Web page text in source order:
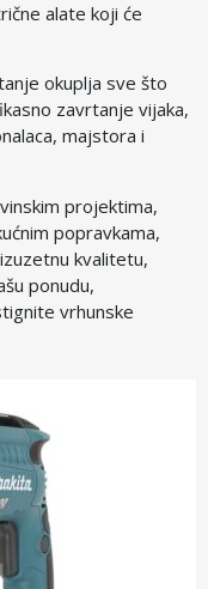
alate koji će
okuplja sve što
zavrtanje vijaka,
majstora i
projektima,
popravkama,
kvalitetu,
ponudu,
vrhunske